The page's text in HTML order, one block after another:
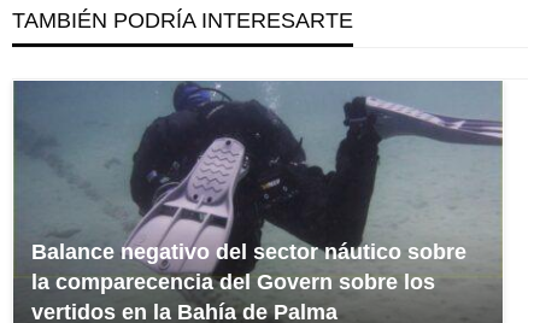
TAMBIÉN PODRÍA INTERESARTE
Balance negativo del sector náutico sobre
la comparecencia del Govern sobre los
vertidos en la Bahía de Palma